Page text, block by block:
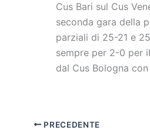
Cus Bari sul Cus
seconda gara della
parziali di 25-21 e
sempre per 2-0 per
dal Cus Bologna
PRECEDENTE